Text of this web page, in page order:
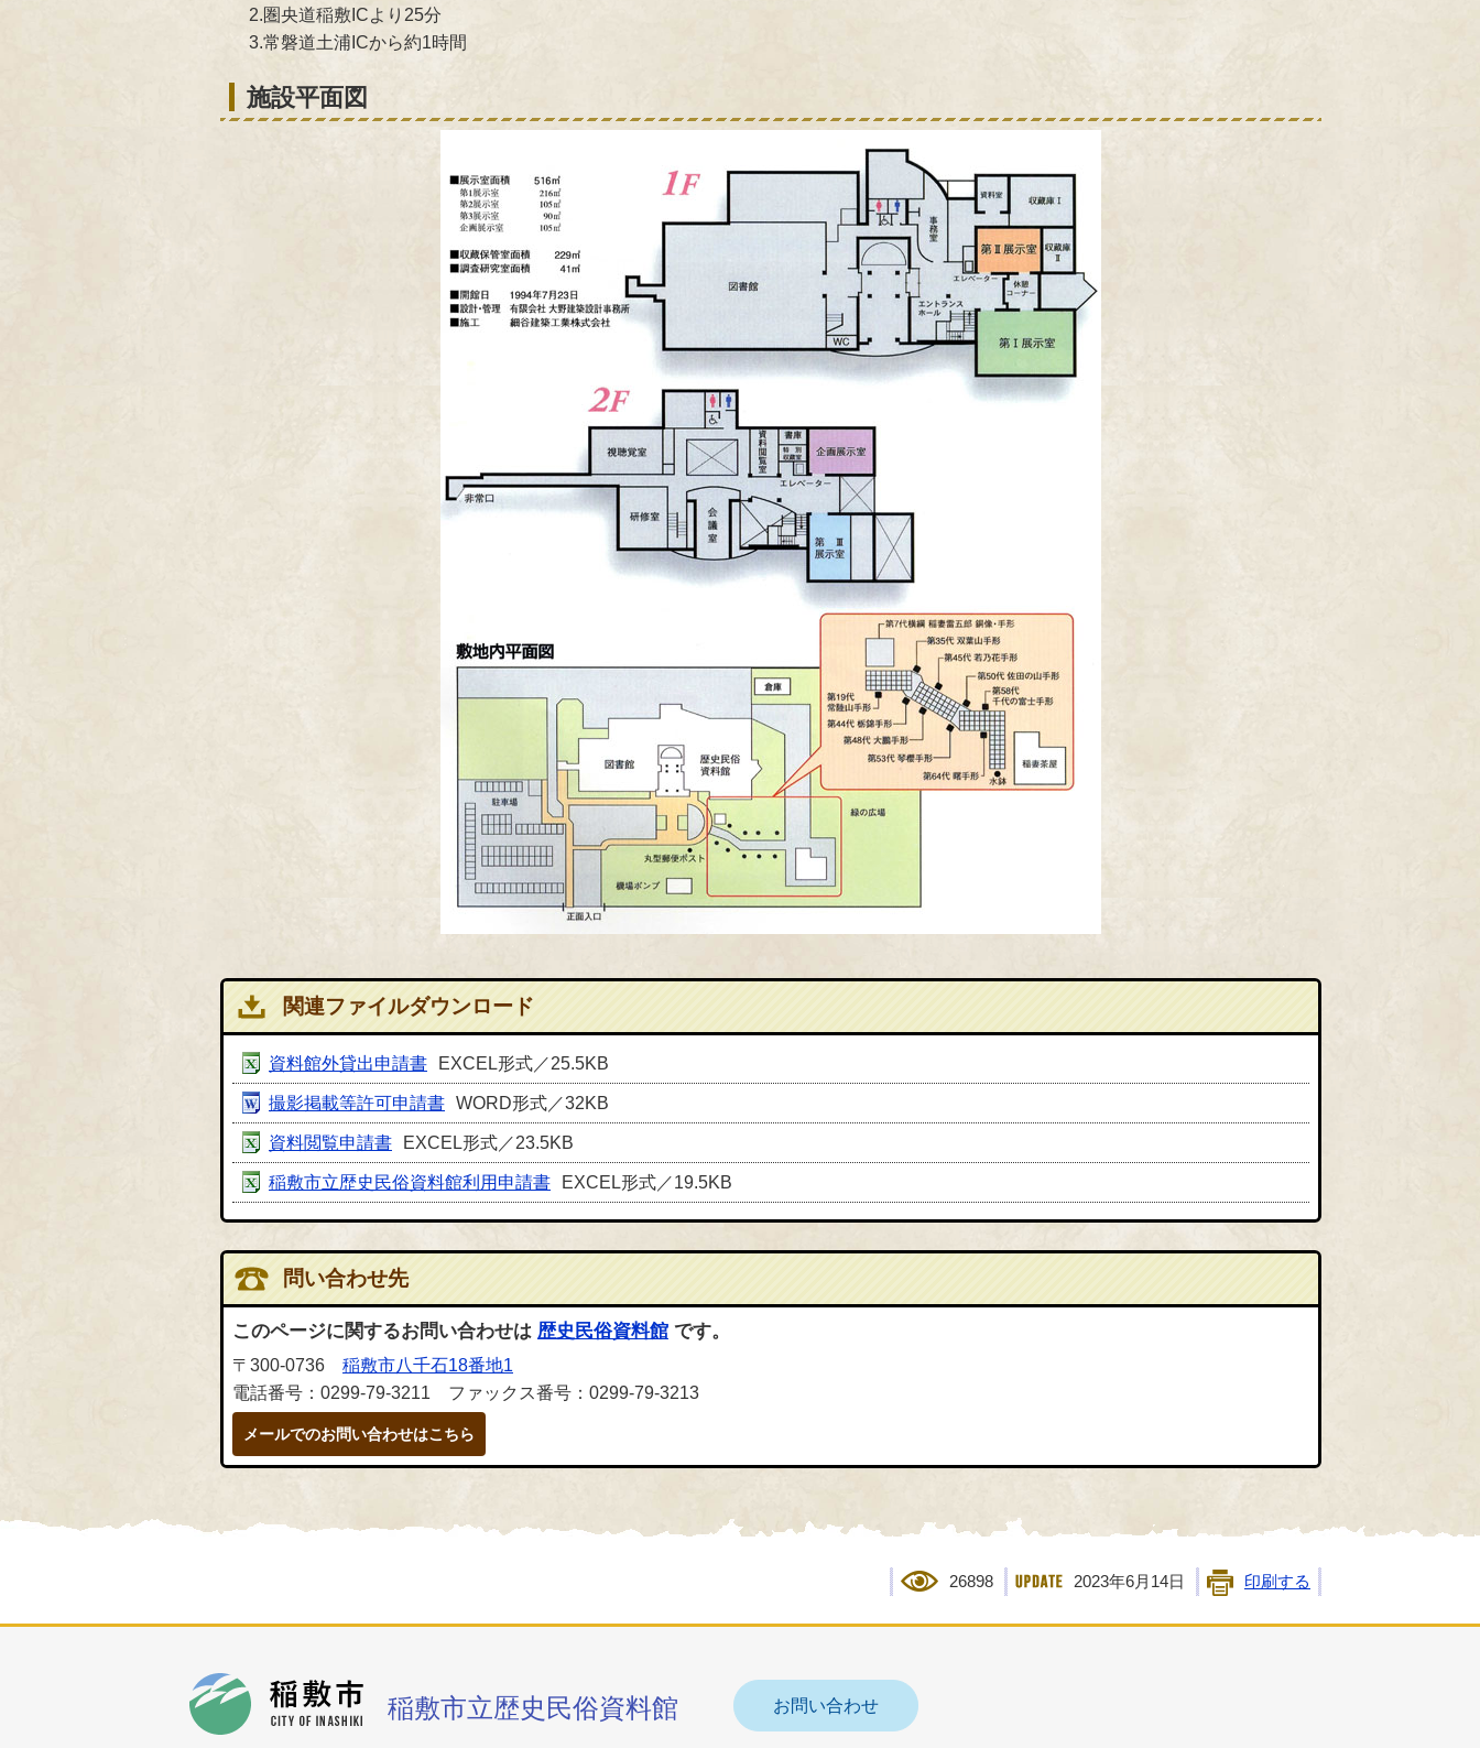
2.圏央道稲敷ICより25分
3.常磐道土浦ICから約1時間
施設平面図
関連ファイルダウンロード
資料館外貸出申請書 EXCEL形式／25.5KB
撮影掲載等許可申請書 WORD形式／32KB
資料閲覧申請書 EXCEL形式／23.5KB
稲敷市立歴史民俗資料館利用申請書 EXCEL形式／19.5KB
問い合わせ先
このページに関するお問い合わせは 歴史民俗資料館 です。
〒300-0736 稲敷市八千石18番地1
電話番号：0299-79-3211 ファックス番号：0299-79-3213
メールでのお問い合わせはこちら
26898 2023年6月14日 印刷する
稲敷市立歴史民俗資料館 お問い合わせ